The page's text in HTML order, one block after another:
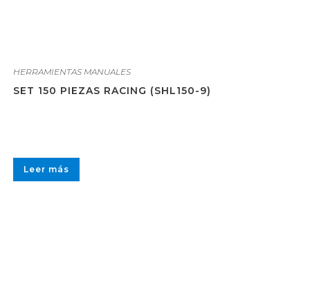
HERRAMIENTAS MANUALES
SET 150 PIEZAS RACING (SHL150-9)
Leer más